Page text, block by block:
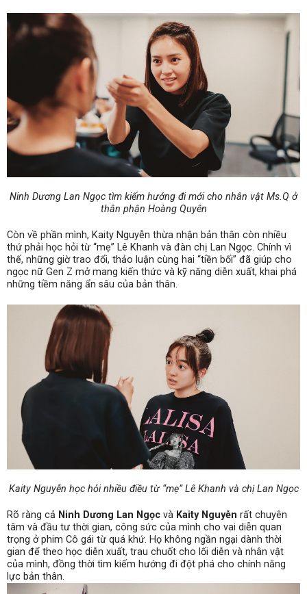
Ninh Dương Lan Ngọc tìm kiếm hướng đi mới cho nhân vật Ms.Q ở
thân phận Hoàng Quyên
Còn về phần mình, Kaity Nguyễn thừa nhận bản thân còn nhiều
thứ phải học hỏi từ “mẹ” Lê Khanh và đàn chị Lan Ngọc. Chính vì
thế, những giờ trao đổi, thảo luận cùng hai “tiền bối” đã giúp cho
ngọc nữ Gen Z mở mang kiến thức và kỹ năng diễn xuất, khai phá
những tiềm năng ẩn sâu của bản thân.
Kaity Nguyễn học hỏi nhiều điều từ “mẹ” Lê Khanh và chị Lan Ngọc
Rõ ràng cả Ninh Dương Lan Ngọc và Kaity Nguyễn rất chuyên
tâm và đầu tư thời gian, công sức của mình cho vai diễn quan
trọng ở phim Cô gái từ quá khứ. Họ không ngần ngại dành thời
gian để theo học diễn xuất, trau chuốt cho lối diễn và nhân vật
của mình, đồng thời tìm kiếm hướng đi đột phá cho chính năng
lực bản thân.